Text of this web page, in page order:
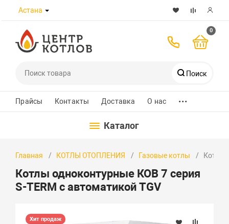
Астана
Поиск
Телефоны
+7 700 580 8223
+7 701 526 30 97
0
Прайсы Контакты Доставка О нас ...
Каталог
Главная КОТЛЫ ОТОПЛЕНИЯ Газовые котлы Котлы
Котлы одноконтурные КОВ 7 серия
S-TERM с автоматикой TGV
Хит продаж